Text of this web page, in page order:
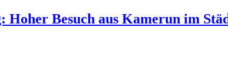
Besuch aus Kamerun im